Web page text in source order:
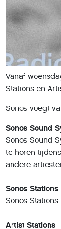
Vanaf
Stations en
Sonos voegt
Sonos Sound
Sonos Sound
te horen
andere
Sonos Stations
Sonos
Artist Stations